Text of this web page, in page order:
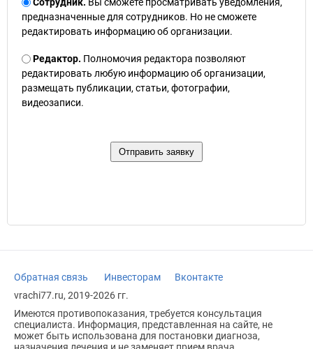
предназначенные для сотрудников. Но не сможете
редактировать информацию об организации.
Редактор. Полномочия редактора позволяют
редактировать любую информацию об организации,
размещать публикации, статьи, фотографии,
видеозаписи.
Обратная связь Инвесторам
Вконтакте
vrachi77.ru, 2019-2026 гг.
Имеются противопоказания, требуется консультация
специалиста. Информация, представленная на сайте, не
может быть использована для постановки диагноза,